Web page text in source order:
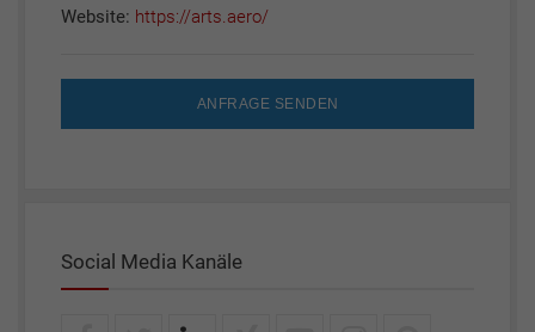
Website: https://arts.aero/
ANFRAGE SENDEN
Social Media Kanäle